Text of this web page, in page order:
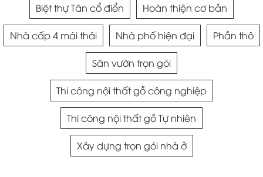
Biệt thự Tân cổ điển Hoàn thiện cơ bản
Nhà cấp 4 mái thái Nhà phố hiện đại Phần thô
Sân vườn trọn gói
Thi công nội thất gỗ công nghiệp
Thi công nội thất gỗ Tự nhiên
Xây dựng trọn gói nhà ở